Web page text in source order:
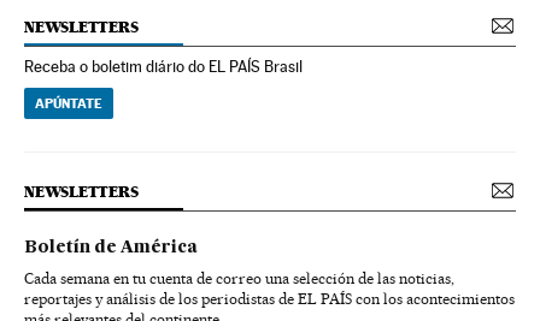
NEWSLETTERS
Receba o boletim diário do EL PAÍS Brasil
APÚNTATE
NEWSLETTERS
Boletín de América
Cada semana en tu cuenta de correo una selección de las noticias,
reportajes y análisis de los periodistas de EL PAÍS con los acontecimientos